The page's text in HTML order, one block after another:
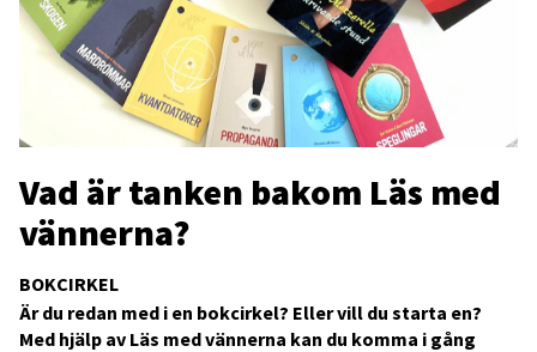
BOKCIRKEL
Vad är tanken bakom Läs med
vännerna?
Är du redan med i en bokcirkel? Eller vill du starta en?
Med hjälp av Läs med vännerna kan du komma i gång